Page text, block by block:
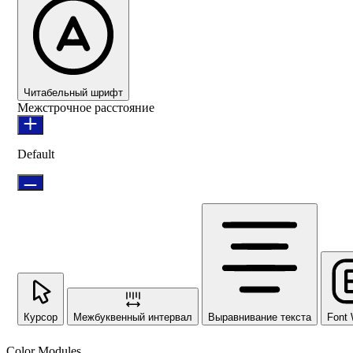
Читабельный шрифт
Межстрочное расстояние
Default
Курсор Межбуквенный интервал Выравнивание текста Font